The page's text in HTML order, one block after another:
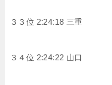
３３位 2:24:18 三重
３４位 2:24:22 山口